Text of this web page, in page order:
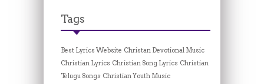
Tags
Best Lyrics Website Christan Devotional Music
Christian Lyrics Christian Song Lyrics Christian
Telugu Songs Christian Youth Music